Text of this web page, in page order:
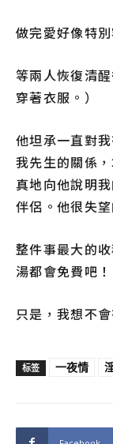
做完愛好像特別
等兩人恢復清
穿著衣服。）
他坦承一直對
我先生的關係
真地向他說明
伴侶。他很失
整件事最大的
湯都會免費吧！
只是，我想不
标签 一夜情